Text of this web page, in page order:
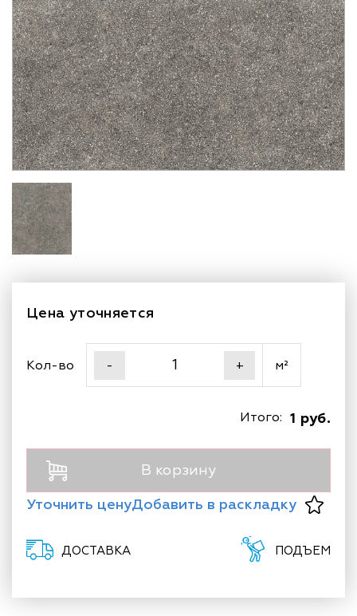
Цена уточняется
Кол-во - + м²
1 руб.
Итого:
В корзину
Уточнить ценуДобавить в раскладку
ДОСТАВКА ПОДЪЕМ